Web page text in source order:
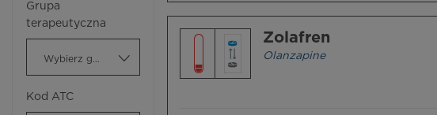
Grupa
terapeutyczna
Kod ATC
Zolafren
Olanzapine